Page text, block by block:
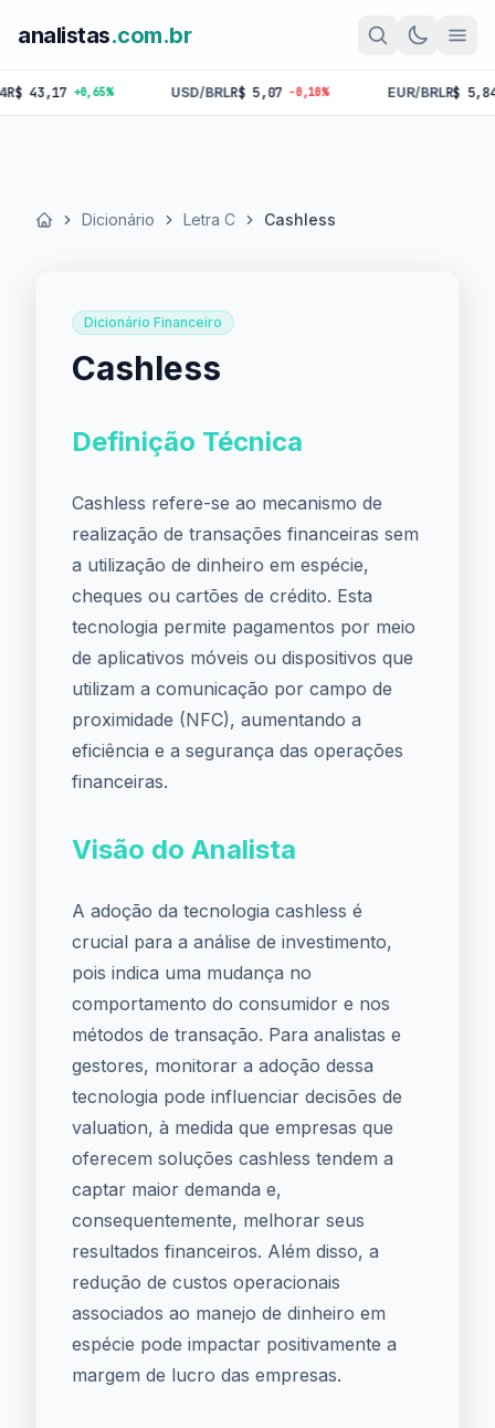
analistas.com.br
+0,65% USD/BRLR$ 5,07 -0,10% EUR/BRLR$ 5,84 -
Início Dicionário Letra C Cashless
Dicionário Financeiro
Cashless
Definição Técnica
Cashless refere-se ao mecanismo de
realização de transações financeiras sem
a utilização de dinheiro em espécie,
cheques ou cartões de crédito. Esta
tecnologia permite pagamentos por meio
de aplicativos móveis ou dispositivos que
utilizam a comunicação por campo de
proximidade (NFC), aumentando a
eficiência e a segurança das operações
financeiras.
Visão do Analista
A adoção da tecnologia cashless é
crucial para a análise de investimento,
pois indica uma mudança no
comportamento do consumidor e nos
métodos de transação. Para analistas e
gestores, monitorar a adoção dessa
tecnologia pode influenciar decisões de
valuation, à medida que empresas que
oferecem soluções cashless tendem a
captar maior demanda e,
consequentemente, melhorar seus
resultados financeiros. Além disso, a
redução de custos operacionais
associados ao manejo de dinheiro em
espécie pode impactar positivamente a
margem de lucro das empresas.